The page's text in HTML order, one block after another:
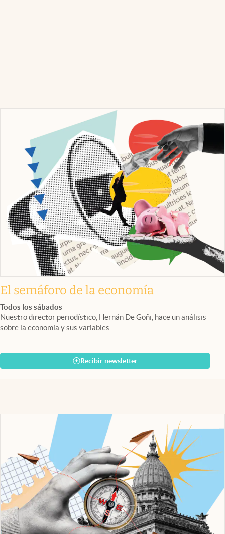
El semáforo de la economía
Todos los sábados
Nuestro director periodístico, Hernán De Goñi, hace un análisis
sobre la economía y sus variables.
Recibir newsletter